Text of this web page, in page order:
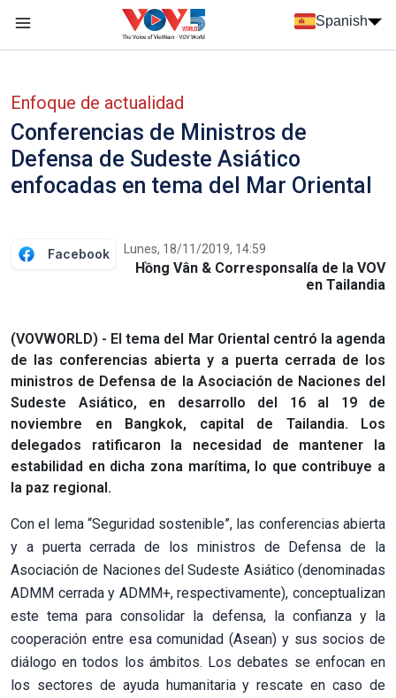
Spanish
Enfoque de actualidad
Conferencias de Ministros de
Defensa de Sudeste Asiático
enfocadas en tema del Mar Oriental
Facebook Lunes, 18/11/2019, 14:59
Hồng Vân & Corresponsalía de la VOV
en Tailandia
(VOVWORLD) - El tema del Mar Oriental centró la agenda
de las conferencias abierta y a puerta cerrada de los
ministros de Defensa de la Asociación de Naciones del
Sudeste Asiático, en desarrollo del 16 al 19 de
noviembre en Bangkok, capital de Tailandia. Los
delegados ratificaron la necesidad de mantener la
estabilidad en dicha zona marítima, lo que contribuye a
la paz regional.
Con el lema “Seguridad sostenible”, las conferencias abierta
y a puerta cerrada de los ministros de Defensa de la
Asociación de Naciones del Sudeste Asiático (denominadas
ADMM cerrada y ADMM+, respectivamente), conceptualizan
este tema para consolidar la defensa, la confianza y la
cooperación entre esa comunidad (Asean) y sus socios de
diálogo en todos los ámbitos. Los debates se enfocan en
los sectores de ayuda humanitaria y rescate en caso de